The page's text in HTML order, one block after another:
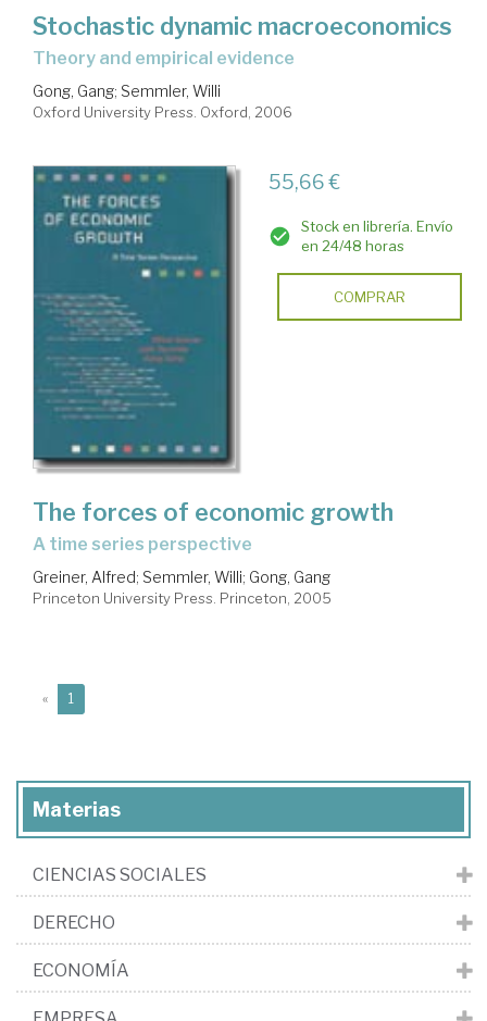
Stochastic dynamic macroeconomics
theory and empirical evidence
Gong, Gang; Semmler, Willi
Oxford University Press. Oxford, 2006
55,66 €
Stock en librería. Envío
en 24/48 horas
COMPRAR
The forces of economic growth
a time series perspective
Greiner, Alfred; Semmler, Willi; Gong, Gang
Princeton University Press. Princeton, 2005
« 1
Materias
CIENCIAS SOCIALES
DERECHO
ECONOMÍA